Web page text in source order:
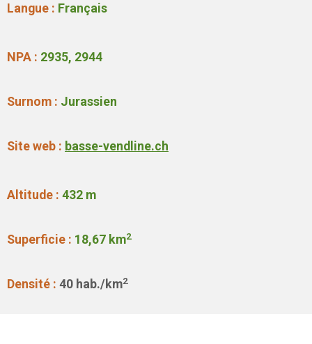
Langue : Français
NPA : 2935, 2944
Surnom : Jurassien
Site web : basse-vendline.ch
Altitude : 432 m
Superficie : 18,67 km2
Densité : 40 hab./km2